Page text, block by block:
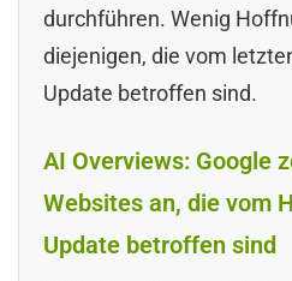
durchführen. Wenig
diejenigen, die vom
Update betroffen sind.
AI Overviews: Google
Websites an, die vom
Update betroffen sind